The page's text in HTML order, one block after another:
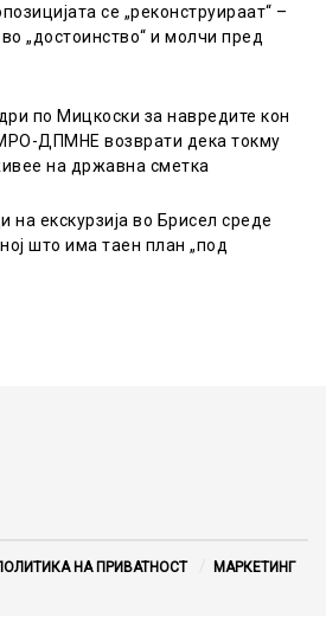
се „реконструираат“ –
„достоинство“ и молчи пред
по Мицкоски за навредите кон
ДПМНЕ возврати дека токму
на државна сметка
на екскурзија во Брисел среде
што има таен план „под
НА ПРИВАТНОСТ
МАРКЕТИНГ